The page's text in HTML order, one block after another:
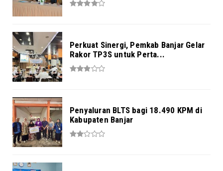
Perkuat Sinergi, Pemkab Banjar Gelar
Rakor TP3S untuk Perta...
Penyaluran BLTS bagi 18.490 KPM di
Kabupaten Banjar